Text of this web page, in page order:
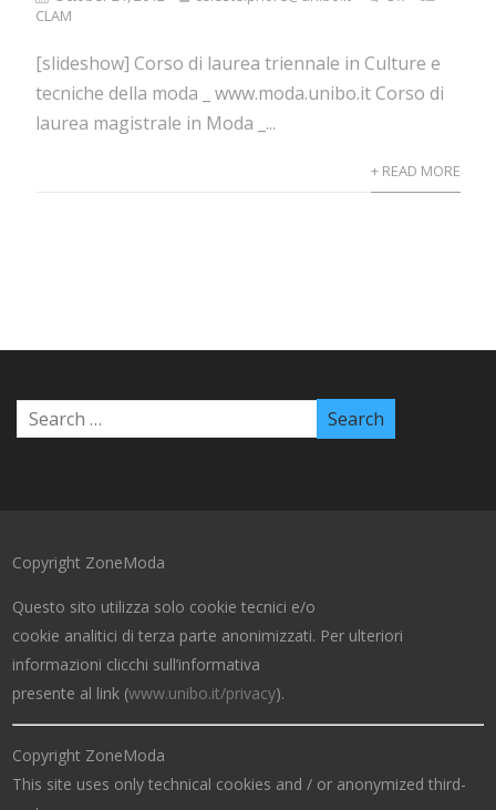
CLAM
[slideshow] Corso di laurea triennale in Culture e
tecniche della moda _ www.moda.unibo.it Corso di
laurea magistrale in Moda _...
+ READ MORE
Copyright ZoneModa
Questo sito utilizza solo cookie tecnici e/o
cookie analitici di terza parte anonimizzati. Per ulteriori
informazioni clicchi sull’informativa
presente al link (www.unibo.it/privacy).
Copyright ZoneModa
This site uses only technical cookies and / or anonymized third-